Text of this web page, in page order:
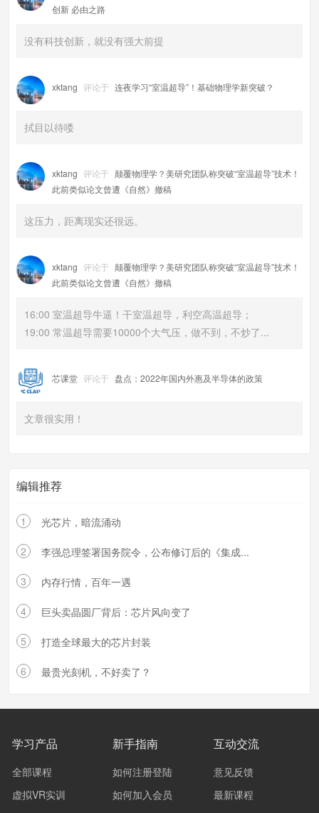
创新 必由之路
没有科技创新，就没有强大前提
xktang 评论于 连夜学习“室温超导”！基础物理学新突破？
拭目以待喽
xktang 评论于 颠覆物理学？美研究团队称突破“室温超导”技术！
此前类似论文曾遭《自然》撤稿
这压力，距离现实还很远。
xktang 评论于 颠覆物理学？美研究团队称突破“室温超导”技术！
此前类似论文曾遭《自然》撤稿
16:00 室温超导牛逼！干室温超导，利空高温超导；
19:00 常温超导需要10000个大气压，做不到，不炒了...
芯课堂 评论于 盘点：2022年国内外惠及半导体的政策
文章很实用！
编辑推荐
1 光芯片，暗流涌动
2 李强总理签署国务院令，公布修订后的《集成...
3 内存行情，百年一遇
4 巨头卖晶圆厂背后：芯片风向变了
5 打造全球最大的芯片封装
6 最贵光刻机，不好卖了？
学习产品
全部课程
虚拟VR实训
新手指南
如何注册登陆
如何加入会员
互动交流
意见反馈
最新课程